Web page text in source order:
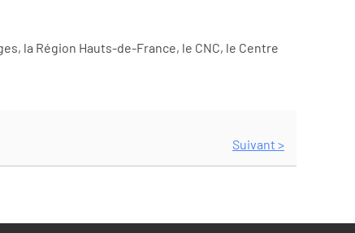
la Région Hauts-de-France, le CNC, le Centre
Suivant >